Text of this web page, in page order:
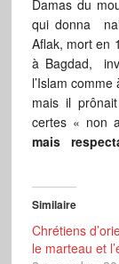
Damas du
qui donna
Aflak, mort en
à Bagdad,
l’Islam
mais il prônait
certes « non
mais
Similaire
Chrétiens
le marteau et